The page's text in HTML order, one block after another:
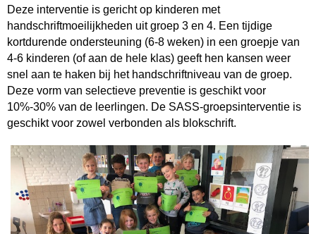
Deze interventie is gericht op kinderen met
handschriftmoeilijkheden uit groep 3 en 4. Een tijdige
kortdurende ondersteuning (6-8 weken) in een groepje van
4-6 kinderen (of aan de hele klas) geeft hen kansen weer
snel aan te haken bij het handschriftniveau van de groep.
Deze vorm van selectieve preventie is geschikt voor
10%-30% van de leerlingen. De SASS-groepsinterventie is
geschikt voor zowel verbonden als blokschrift.